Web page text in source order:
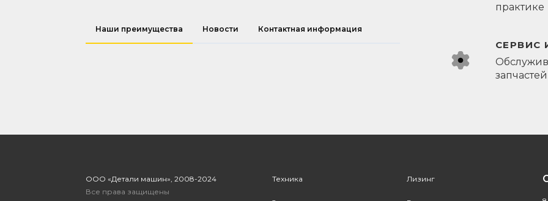
Наши преимущества Новости Контактная информация
практике
СЕРВИС
ООО «Детали машин», 2008-2024
Все права защищены
Техника Лизинг